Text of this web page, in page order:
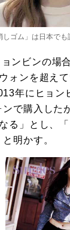
ゴム」は日本でも
ンビンの場
ォンを超え
年にヒョン
ンで購入した
る」とし、
明かす。